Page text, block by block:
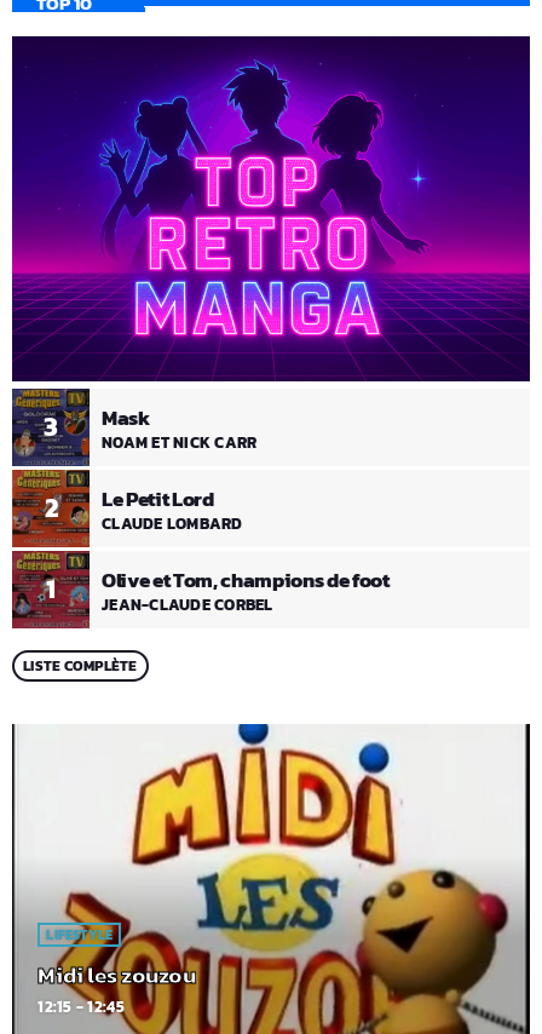
1 Olive et Tom, champions de foot
JEAN-CLAUDE CORBEL
2 Le Petit Lord
CLAUDE LOMBARD
3 Mask
NOAM ET NICK CARR
LISTE COMPLÈTE
LIFESTYLE
Midi les zouzou
12:15 - 12:45